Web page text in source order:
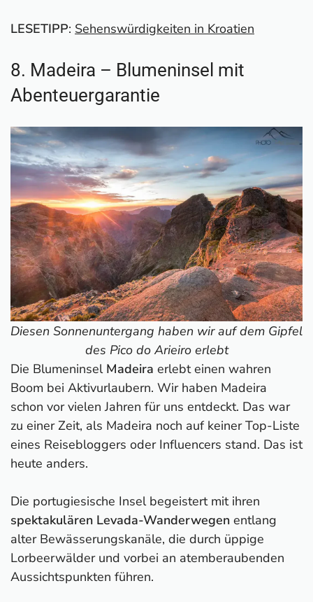
LESETIPP: Sehenswürdigkeiten in Kroatien
8. Madeira – Blumeninsel mit
Abenteuergarantie
Diesen Sonnenuntergang haben wir auf dem Gipfel
des Pico do Arieiro erlebt
Die Blumeninsel Madeira erlebt einen wahren
Boom bei Aktivurlaubern. Wir haben Madeira
schon vor vielen Jahren für uns entdeckt. Das war
zu einer Zeit, als Madeira noch auf keiner Top-Liste
eines Reisebloggers oder Influencers stand. Das ist
heute anders.
Die portugiesische Insel begeistert mit ihren
spektakulären Levada-Wanderwegen entlang
alter Bewässerungskanäle, die durch üppige
Lorbeerwälder und vorbei an atemberaubenden
Aussichtspunkten führen.